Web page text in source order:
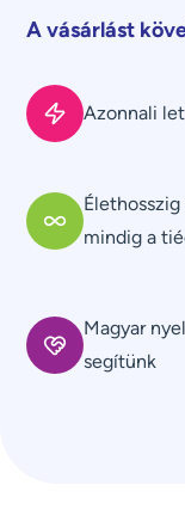
A vásárlást
Azonnali
mindig a
Magyar
segítünk